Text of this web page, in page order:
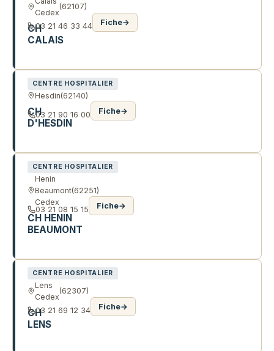
Cedex
(62107)
CH
CALAIS
03 21 46 33 44 Fiche→
CENTRE HOSPITALIER
Hesdin(62140)
CH
D'HESDIN
03 21 90 16 00 Fiche→
CENTRE HOSPITALIER
Henin
Beaumont
Cedex
(62251)
CH HENIN
BEAUMONT
03 21 08 15 15 Fiche→
CENTRE HOSPITALIER
Lens
Cedex
(62307)
CH
LENS
03 21 69 12 34 Fiche→